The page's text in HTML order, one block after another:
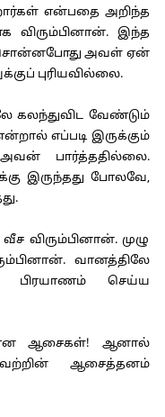
என்பதை அறிந்த
இந்த
அவள் ஏன்
புரியவில்லை.
கலந்துவிட வேண்டும்
எப்படி இருக்கும்
பார்த்ததில்லை.
இருந்தது போலவே,
முழு
வானத்திலே
பிரயாணம் செய்ய
ஆசைகள்! ஆனால்
ஆசைத்தனம்